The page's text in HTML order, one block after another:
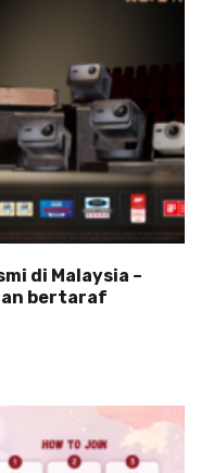
di Malaysia –
bertaraf